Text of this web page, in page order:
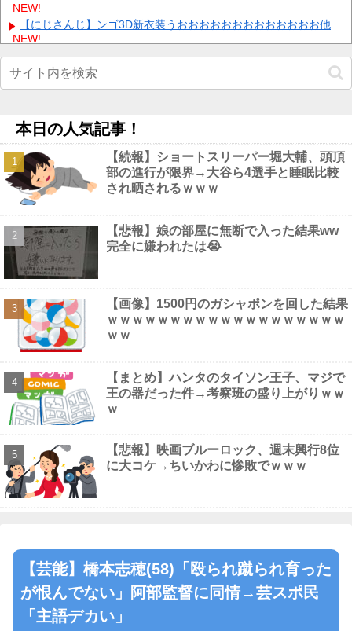
NEW!
【にじさんじ】ンゴ3D新衣装うおおおおおおおおおおおおお他
NEW!
【画像】 外人女子さん、Tバック尻を堂々と見せつけてしまうｗ
ｗｗｗｗｗ NEW!
イオン爆発「車で来てるから戻るしかない」避難後に館内へ…現
熊本地震支援に米軍が救援物資を輸送、KC-130輸送機が飲料水約
16トンを空輸！他 NEW!
【画像】 すでにメスの体つきになったいもうと NEW!
スレッズ民「ここのローソンの店長マジでヤバい！こんなコンビ
ニ二度と行かない！」とブチギレ→被害者アピするも「ヤバイのは
お前だよ」とツッコミ殺到ｗｗｗｗｗｗｗ他
【画像】 童顔すぎる女子アナさん、まさかの温泉レポートが話題
騒然となってしまうｗｗｗｗｗｗ NEW!
Powered by livedoor 相互RSS
本日の人気記事！
【続報】ショートスリーパー堀大輔、頭頂
部の進行が限界→大谷ら4選手と睡眠比較
され晒されるｗｗｗ
【悲報】娘の部屋に無断で入った結果ww
完全に嫌われたは😭
【画像】1500円のガシャポンを回した結果
ｗｗｗｗｗｗｗｗｗｗｗｗｗｗｗｗｗｗｗ
ｗｗ
【まとめ】ハンタのタイソン王子、マジで
王の器だった件→考察班の盛り上がりｗｗ
ｗ
【悲報】映画ブルーロック、週末興行8位
に大コケ→ちいかわに惨敗でｗｗｗ
【芸能】橋本志穂(58)「殴られ蹴られ育った
が恨んでない」阿部監督に同情→芸スポ民
「主語デカい」